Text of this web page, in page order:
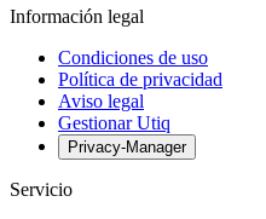
Información legal
Condiciones de uso
Política de privacidad
Aviso legal
Gestionar Utiq
Privacy-Manager
Servicio